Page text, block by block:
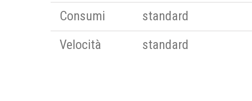
Consumi
standard
Velocità
standard